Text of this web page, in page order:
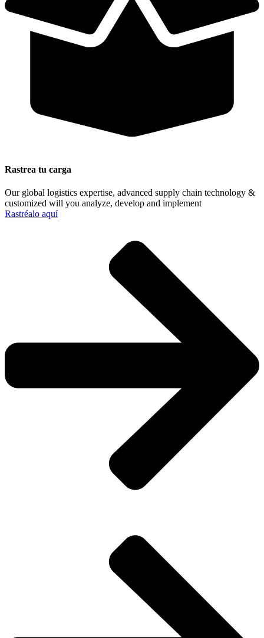
Rastrea tu carga
Our global logistics expertise, advanced supply chain technology &
customized will you analyze, develop and implement
Rastréalo aquí